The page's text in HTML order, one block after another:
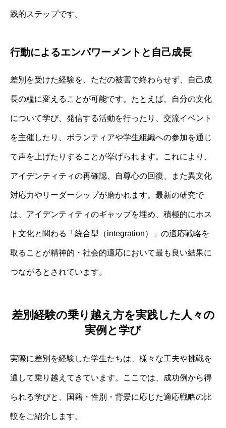
践的ステップです。
行動によるエンパワーメントと自己成長
差別を受けた経験を、ただの被害で終わらせず、自己成
長の糧に変えることが可能です。たとえば、自分の文化
について学び、発信する活動を行ったり、交流イベント
を主催したり、ボランティアや学生組織への参加を通じ
て声を上げたりすることが挙げられます。これにより、
アイデンティティの再確認、自尊心の回復、また異文化
対応力やリーダーシップが磨かれます。最新の研究で
は、アイデンティティのギャップを埋め、積極的にホス
ト文化と関わる「統合型（integration）」の適応戦略を
取ることが精神的・社会的適応において最も良い結果に
つながるとされています。
差別経験の乗り越え方を実践した人々の
実例と学び
実際に差別を経験した学生たちは、様々な工夫や挑戦を
通して乗り越えてきています。ここでは、成功例から得
られる学びと、国籍・性別・背景に応じた適応戦略の比
較をご紹介します。